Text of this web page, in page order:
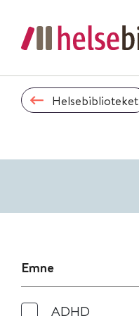
Helsebiblioteket
Emne
ADHD